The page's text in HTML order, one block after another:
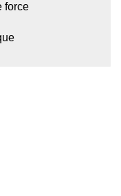
force